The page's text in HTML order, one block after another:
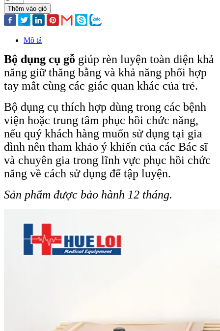
Thêm vào giỏ
Mô tả
Bộ dụng cụ gỗ giúp rèn luyện toàn diện khả
năng giữ thăng bằng và khả năng phối hợp
tay mắt cùng các giác quan khác của trẻ.
Bộ dụng cụ thích hợp dùng trong các bệnh
viện hoặc trung tâm phục hồi chức năng,
nếu quý khách hàng muốn sử dụng tại gia
đình nên tham khảo ý khiến của các Bác sĩ
và chuyên gia trong lĩnh vực phục hồi chức
năng về cách sử dụng để tập luyện.
Sản phẩm được bảo hành 12 tháng.